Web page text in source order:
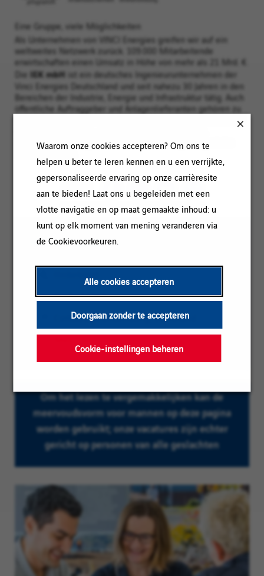
Waarom onze cookies accepteren? Om ons te
helpen u beter te leren kennen en u een verrijkte,
gepersonaliseerde ervaring op onze carrièresite
aan te bieden! Laat ons u begeleiden met een
vlotte navigatie en op maat gemaakte inhoud: u
kunt op elk moment van mening veranderen via
de Cookievoorkeuren.
Alle cookies accepteren
Doorgaan zonder te accepteren
Cookie-instellingen beheren
IN HET KORT
Referentie:
O_T_11943
Cottbus, Brandenburg, Duitsland
Ervaringsniveau:
Meer dan 3 jaar
Om het lezen te vergemakkelijken kan de
meervoudsvorm voor mannen op deze pagina
worden gebruikt; onze vacatures zijn echter
gericht op personen van alle geslachten
Eine Gruppe, viele Möglichkeiten
Als Unternehmen von VINCI Energies greifen wir auf ein
weltweites Netzwerk zurück. 109.000 Mitarbeitende
erwirtschaften einen Umsatz in Höhe von mehr als 21 Mrd. €.
Die IEK mbH ist ein deutsches Ingenieurunternehmen der
Vinci Energies Deutschland und seit nahezu 30 Jahren in den
Bereichen der Industrie, Energie und Infrastruktur tätig. Auch
öffentliche Auftraggeber und Anlagenlieferanten gehören zu
unseren Kunden. Unseren knapp 50 Beschäftigten bieten wir
anspruchsvolle Aufgaben, viel Verantwortung und gezielte
Talentförderung.
DELEN